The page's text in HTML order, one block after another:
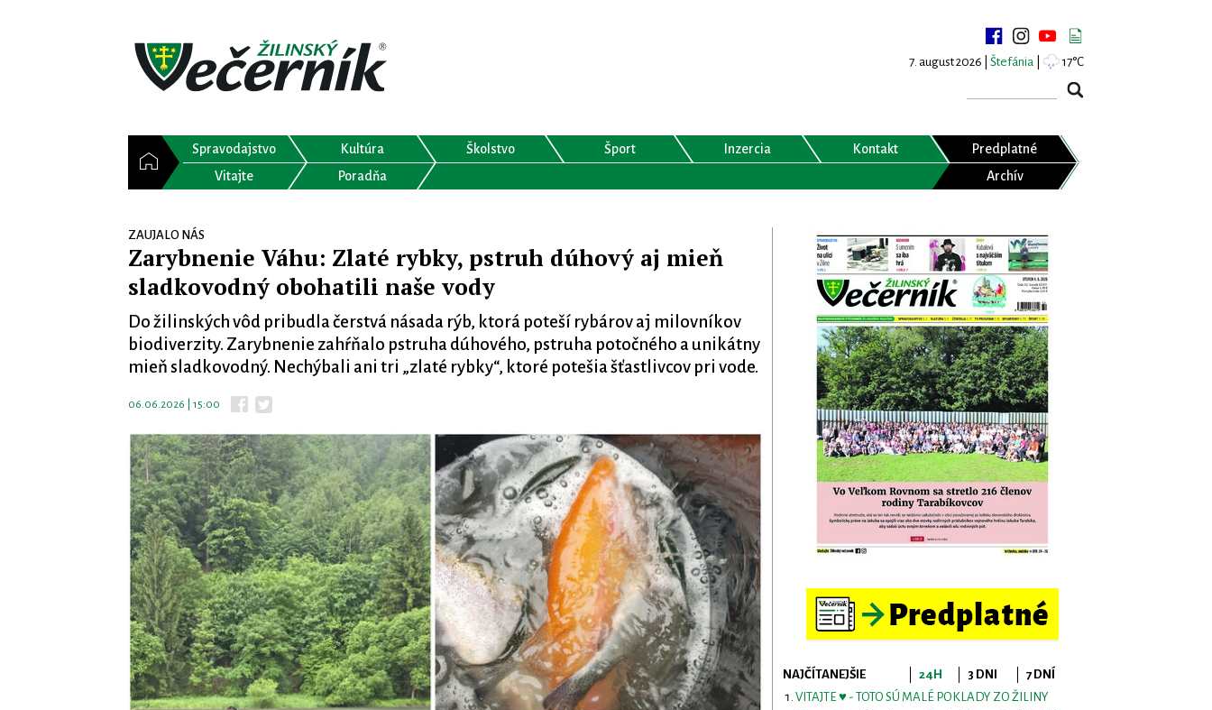
7. august 2026 | Štefánia 17°C
Spravodajstvo Kultúra Školstvo Šport Inzercia Kontakt
Predplatné
Vitajte
Poradňa Archív
ZAUJALO NÁS
Zarybnenie Váhu: Zlaté rybky, pstruh dúhový aj mieň
sladkovodný obohatili naše vody
Do žilinských vôd pribudla čerstvá násada rýb, ktorá poteší rybárov aj milovníkov
biodiverzity. Zarybnenie zahŕňalo pstruha dúhového, pstruha potočného a unikátny
mieň sladkovodný. Nechýbali ani tri „zlaté rybky“, ktoré potešia šťastlivcov pri vode.
06.06.2026 | 15:00
NAJČÍTANEJŠIE 24H 3 DNI
7 DNÍ
VITAJTE ♥ - TOTO SÚ MALÉ POKLADY ZO ŽILINY